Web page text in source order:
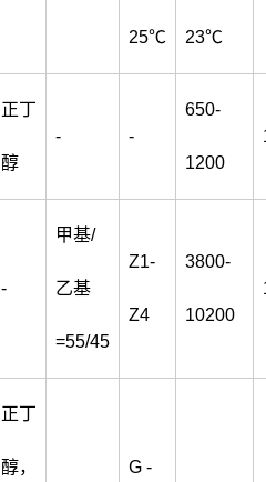
25℃
23℃
正丁
醇
- -
650-
1200
-
甲基/
乙基
=55/45
Z1-
Z4
3800-
10200
正丁
醇， G -